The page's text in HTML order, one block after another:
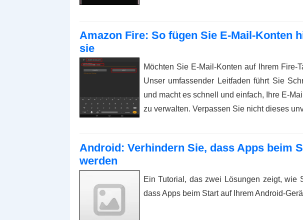
Amazon Fire: So fügen Sie E-Mail-Konten
sie
Möchten Sie E-Mail-Konten auf Ihrem Fire-
Unser umfassender Leitfaden führt Sie
und macht es schnell und einfach, Ihre E-
zu verwalten. Verpassen Sie nicht dieses
Android: Verhindern Sie, dass Apps beim
werden
Ein Tutorial, das zwei Lösungen zeigt, wie
dass Apps beim Start auf Ihrem Android-